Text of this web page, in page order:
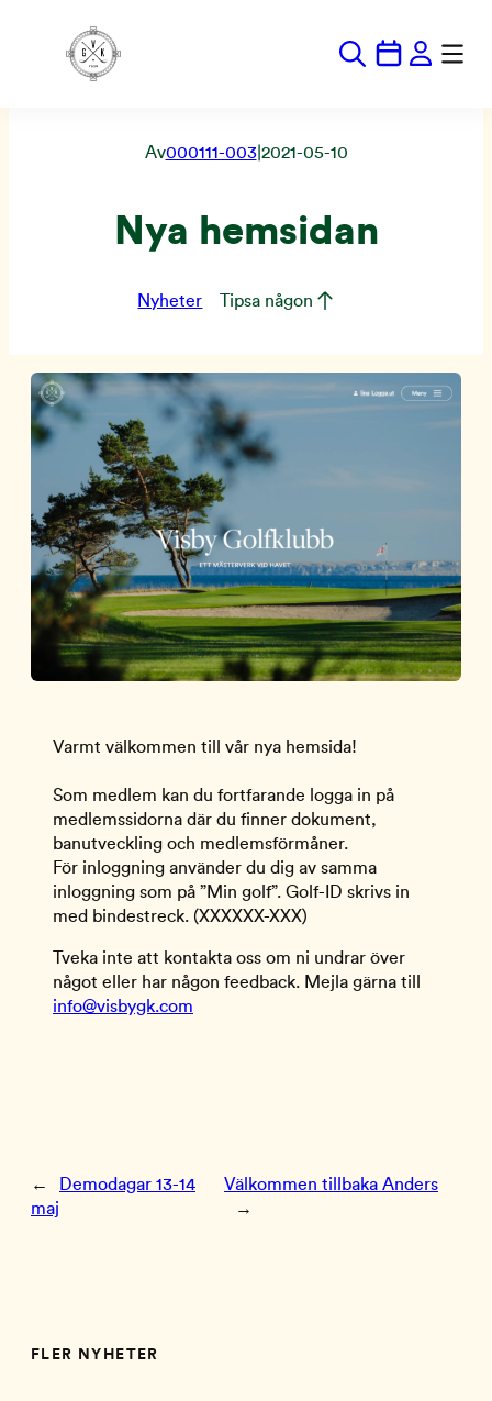
till
Av000111-003| 2021-05-10
Nya hemsidan
Nyheter Tipsa någon
Varmt välkommen till vår nya hemsida!
Som medlem kan du fortfarande logga in på
medlemssidorna där du finner dokument,
banutveckling och medlemsförmåner.
För inloggning använder du dig av samma
inloggning som på ”Min golf”. Golf-ID skrivs in
med bindestreck. (XXXXXX-XXX)
Tveka inte att kontakta oss om ni undrar över
något eller har någon feedback. Mejla gärna till
info@visbygk.com
←
Demodagar 13-14
maj
Välkommen tillbaka Anders
→
FLER NYHETER